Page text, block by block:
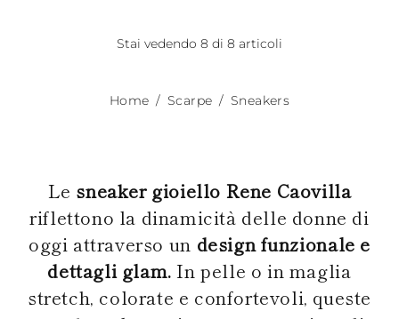
Stai vedendo 8 di 8 articoli
Home Scarpe Sneakers
Le sneaker gioiello Rene Caovilla
riflettono la dinamicità delle donne di
oggi attraverso un design funzionale e
dettagli glam.In pelle o in maglia
stretch, colorate e confortevoli, queste